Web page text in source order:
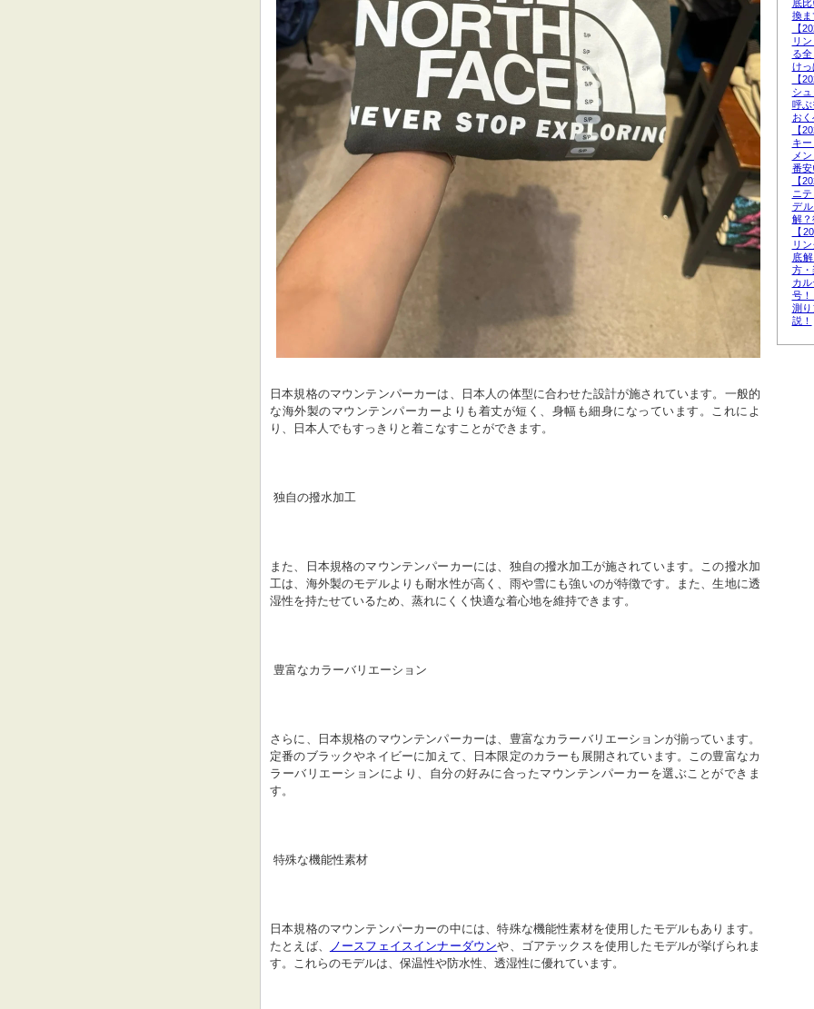
日本規格のマウンテンパーカーは、日本人の体型に合わせた設計が施されています。一般的
な海外製のマウンテンパーカーよりも着丈が短く、身幅も細身になっています。これによ
り、日本人でもすっきりと着こなすことができます。
独自の撥水加工
また、日本規格のマウンテンパーカーには、独自の撥水加工が施されています。この撥水加
工は、海外製のモデルよりも耐水性が高く、雨や雪にも強いのが特徴です。また、生地に透
湿性を持たせているため、蒸れにくく快適な着心地を維持できます。
豊富なカラーバリエーション
さらに、日本規格のマウンテンパーカーは、豊富なカラーバリエーションが揃っています。
定番のブラックやネイビーに加えて、日本限定のカラーも展開されています。この豊富なカ
ラーバリエーションにより、自分の好みに合ったマウンテンパーカーを選ぶことができま
す。
特殊な機能性素材
日本規格のマウンテンパーカーの中には、特殊な機能性素材を使用したモデルもあります。
たとえば、
ノースフェイスインナーダウンや、ゴアテックスを使用したモデルが挙げられま
す。これらのモデルは、保温性や防水性、透湿性に優れています。
底
換ま
【
リ
る
けっ
【
シ
呼
お
【
キ
メ
番安
【
ニ
デ
解？
【
リ
底
方・
カ
号
測
説！